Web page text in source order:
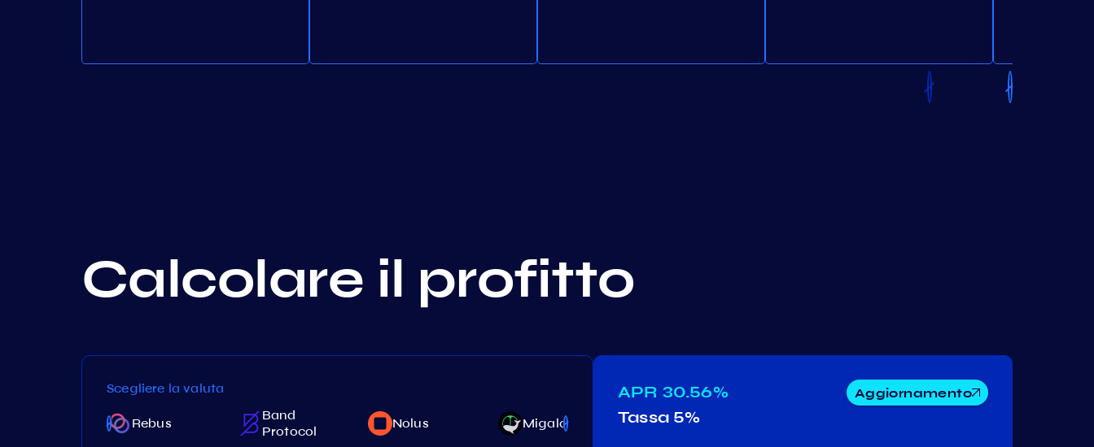
Calcolare il profitto
Scegliere la valuta
Rebus
Band
Protocol
Nolus Migaloo
Secret
APR 30.56% Aggiornamento
Tassa5%